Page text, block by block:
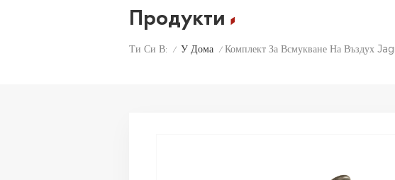
Продукти
Ти Си В: / У Дома / Комплект За Всмукване На Въздух